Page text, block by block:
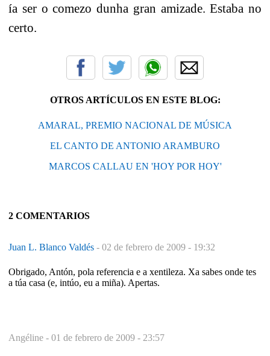
ía ser o comezo dunha gran amizade. Estaba no
certo.
OTROS ARTÍCULOS EN ESTE BLOG:
AMARAL, PREMIO NACIONAL DE MÚSICA
EL CANTO DE ANTONIO ARAMBURO
MARCOS CALLAU EN 'HOY POR HOY'
2 COMENTARIOS
Juan L. Blanco Valdés - 02 de febrero de 2009 - 19:32
Obrigado, Antón, pola referencia e a xentileza. Xa sabes onde tes
a túa casa (e, intúo, eu a miña). Apertas.
Angéline - 01 de febrero de 2009 - 23:57